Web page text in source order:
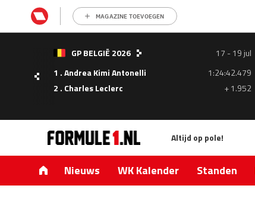
MAGAZINE TOEVOEGEN
GP BELGIË 2026
17 - 19 jul
1 . Andrea Kimi Antonelli
1:24:42.479
2 . Charles Leclerc
+ 1.952
Altijd op pole!
Nieuws WK Kalender Standen